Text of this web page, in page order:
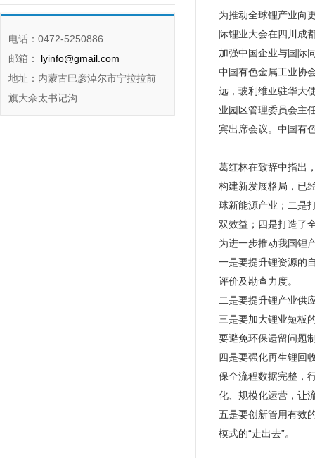
电话：0472-5250886
邮箱：
lyinfo@gmail.com
地址：内蒙古巴彦淖尔市宁拉拉前
旗大佘太书记沟
为推动全球锂产业向
际锂业大会在四川成
加强中国企业与国际
中国有色金属工业协
远，玻利维亚驻华大
业园区管理委员会主
宾出席会议。中国有
葛红林在致辞中指出
构建新发展格局，已
球新能源产业；二是
双效益；四是打造了
为进一步推动我国锂
一是要提升锂资源的
评价及勘查力度。
二是要提升锂产业供
三是要加大锂业短板
要避免环保遗留问题
四是要强化再生锂回
保全流程数据完整，
化、规模化运营，让
五是要创新管用有效
模式的“走出去”。